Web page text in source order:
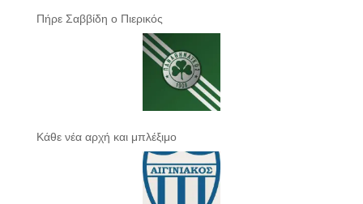
Πήρε Σαββίδη ο Πιερικός
Κάθε νέα αρχή και μπλέξιμο